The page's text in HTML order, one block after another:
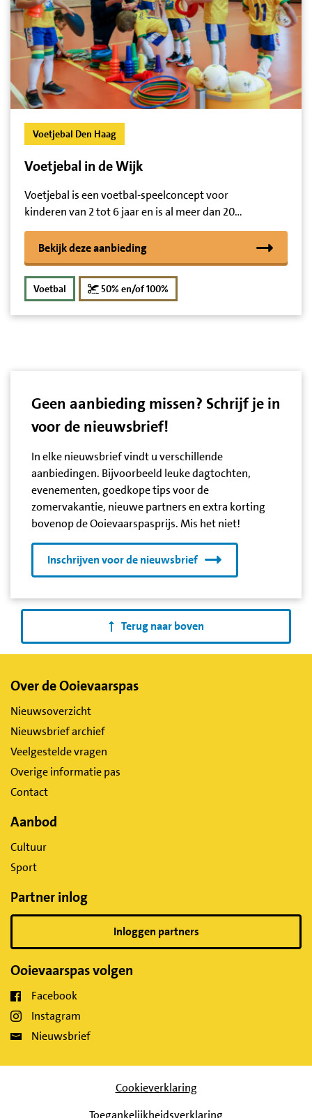
Voetjebal Den Haag
Voetjebal in de Wijk
Voetjebal is een voetbal-speelconcept voor
kinderen van 2 tot 6 jaar en is al meer dan 20…
Bekijk deze aanbieding
Voetbal 50% en/of 100%
Geen aanbieding missen? Schrijf je in
voor de nieuwsbrief!
In elke nieuwsbrief vindt u verschillende
aanbiedingen. Bijvoorbeeld leuke dagtochten,
evenementen, goedkope tips voor de
zomervakantie, nieuwe partners en extra korting
bovenop de Ooievaarspasprijs. Mis het niet!
Inschrijven voor de nieuwsbrief
Terug naar boven
Belangrijke
links
Over de Ooievaarspas
Nieuwsoverzicht
Nieuwsbrief archief
Veelgestelde vragen
Overige informatie pas
Contact
Aanbod
Cultuur
Sport
Partner inlog
Inloggen partners
Ooievaarspas volgen
Facebook
Instagram
Nieuwsbrief
Cookieverklaring